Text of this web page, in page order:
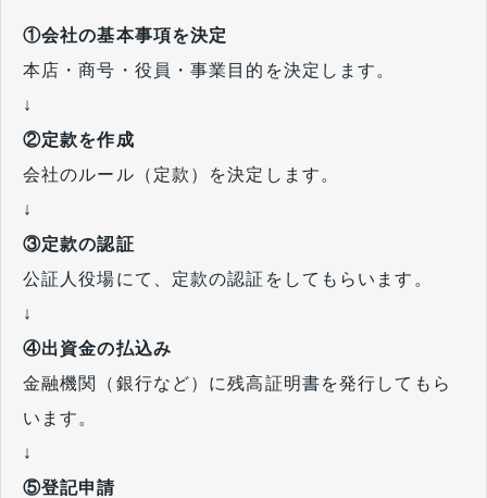
①会社の基本事項を決定
本店・商号・役員・事業目的を決定します。
↓
②定款を作成
会社のルール（定款）を決定します。
↓
③定款の認証
公証人役場にて、定款の認証をしてもらいます。
↓
④出資金の払込み
金融機関（銀行など）に残高証明書を発行してもら
います。
↓
⑤登記申請